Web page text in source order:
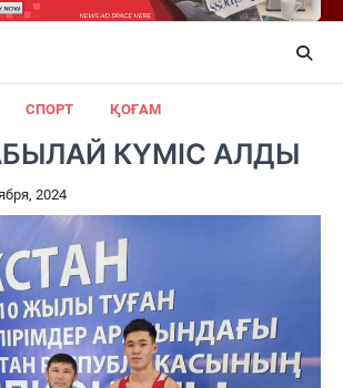
СПОРТ ҚОҒАМ
КҮМІС АЛДЫ
2024